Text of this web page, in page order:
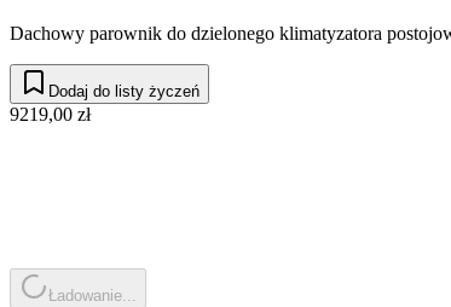
Dachowy parownik do dzielonego klimatyzatora
Dodaj do listy życzeń
9219,00 zł
Ładowanie...